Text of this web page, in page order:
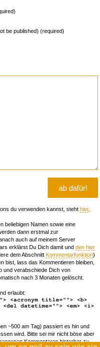
be published) (required)
du verwenden kannst, steht hier.
beliebigen Namen sowie eine
dann erstmal zur
auch auf meinem Server
erklärst Du Dich damit und den hier
dem Abschnitt Kommentarfunktion)
bist, lass das Kommentieren bleiben,
und verabschiede Dich von
nach 3 Monaten gelöscht.
erlaubt:
<acronym title=""> <b>
datetime=""> <em> <i>
~500 am Tag) passiert es hin und
wird. Bitte sei mir nicht böse aber
Kommentaren hinterher zu